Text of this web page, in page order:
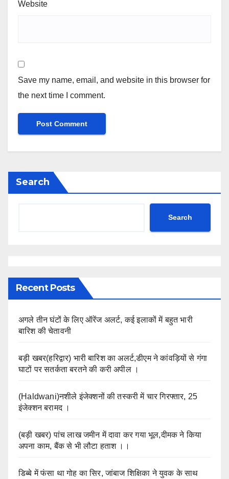
Website
Save my name, email, and website in this browser for
the next time I comment.
Search
Search
Recent Posts
अगले तीन घंटों के लिए ऑरेंज अलर्ट, कई इलाकों में बहुत भारी
बारिश की चेतावनी
बड़ी खबर(हरिद्वार) भारी बारिश का अलर्ट,डीएम ने कांवड़ियों से गंगा
घाटों पर सतर्कता बरतने की करी अपील ।
(Haldwani)नशीले इंजेक्शनों की तस्करी में चार गिरफ्तार, 25
इंजेक्शन बरामद ।
(बड़ी खबर) पांच लाख जमीन में दावा कर गया भूल,दीमक ने किया
अपना काम, बैंक से भी लौटा हताश ।।
डिब्बे में फंसा था गोह का सिर, जांबाज शिक्षिका ने युवक के साथ